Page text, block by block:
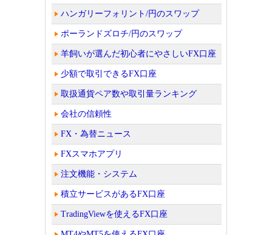
ハンガリーフォリント/円のスワップ
ポーランドズロチ/円のスワップ
羊飼いが選んだ初心者にやさしいFX口座
少額で取引できるFX口座
取扱通貨ペア数や取引量ランキング
会社の信頼性
FX・為替ニュース
FXスマホアプリ
注文機能・システム
積立サービスがあるFX口座
TradingViewを使えるFX口座